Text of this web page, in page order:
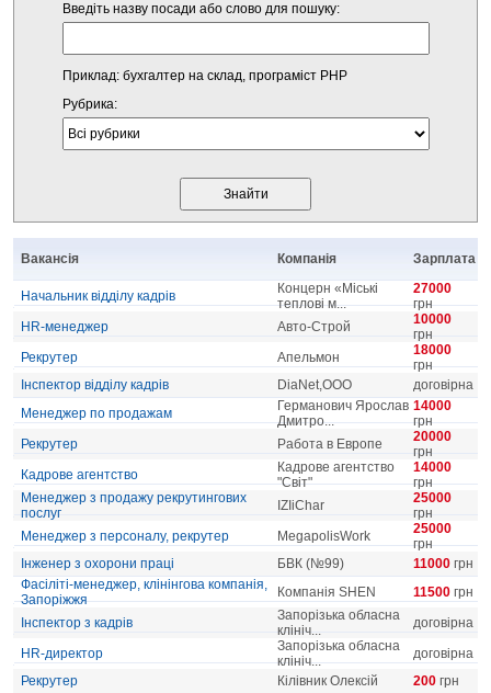
Введіть назву посади або слово для пошуку:
Приклад: бухгалтер на склад, програміст PHP
Рубрика:
Вакансія Компанія Зарплата
Начальник відділу кадрів
Концерн «Міські
теплові м...
27000
грн
HR-менеджер
Авто-Строй
10000
грн
Рекрутер
Апельмон
18000
грн
Інспектор відділу кадрів
DiaNet,ООО
договірна
Менеджер по продажам
Германович Ярослав
Дмитро...
14000
грн
Рекрутер
Работа в Европе
20000
грн
Кадрове агентство
Кадрове агентство
"Світ"
14000
грн
Менеджер з продажу рекрутингових
послуг
IZIiChar
25000
грн
Менеджер з персоналу, рекрутер
MegapolisWork
25000
грн
Інженер з охорони праці
БВК (№99) 11000 грн
Фасіліті-менеджер, клінінгова компанія,
Запоріжжя
Компанія SHEN 11500 грн
Інспектор з кадрів
Запорізька обласна
клініч...
договірна
HR-директор
Запорізька обласна
клініч...
договірна
Рекрутер
Кілівник Олексій 200 грн